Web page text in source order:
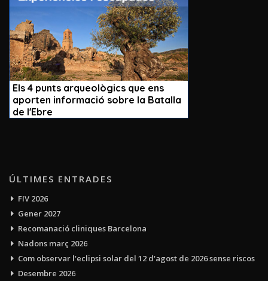
ÚLTIMES ENTRADES
FIV 2026
Gener 2027
Recomanació cliniques Barcelona
Nadons març 2026
Com observar l'eclipsi solar del 12 d'agost de 2026 sense riscos
Desembre 2026